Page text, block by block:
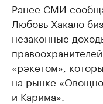
Ранее СМИ
Любовь Хакало
незаконные
«рэкетом»,
на рынке
и Карима».